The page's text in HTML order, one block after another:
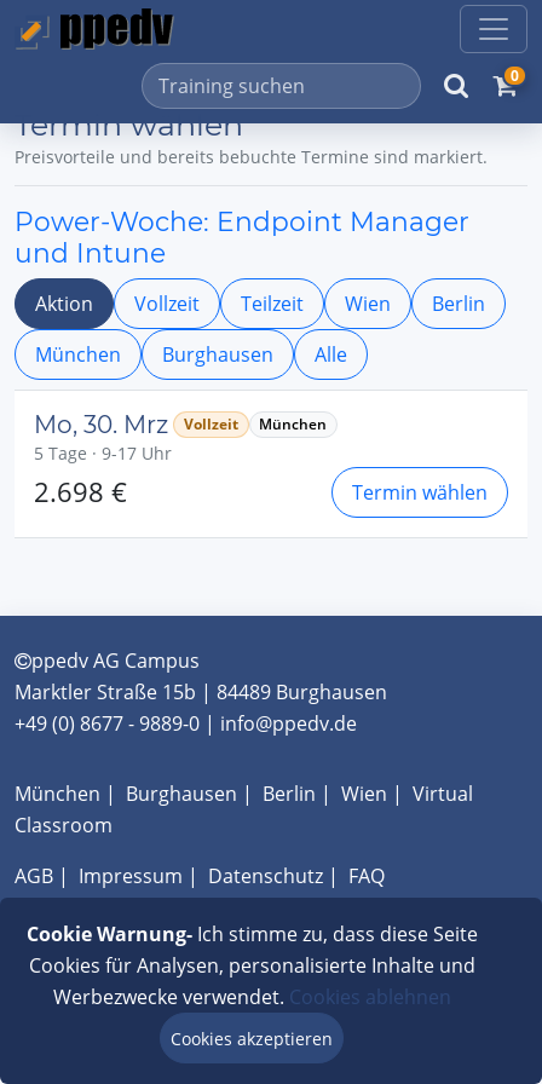
0
Termin wählen
Preisvorteile und bereits bebuchte Termine sind markiert.
Power-Woche: Endpoint Manager
und Intune
Aktion Vollzeit Teilzeit Wien
Berlin
München
Burghausen Alle
Mo, 30. Mrz Vollzeit München
5 Tage · 9-17 Uhr
2.698 € Termin wählen
ppedv AG Campus
Marktler Straße 15b | 84489 Burghausen
+49 (0) 8677 - 9889-0 | info@ppedv.de
München | Burghausen | Berlin | Wien | Virtual
Classroom
AGB | Impressum | Datenschutz | FAQ
Cookie Warnung-Ich stimme zu, dass diese Seite
Cookies für Analysen, personalisierte Inhalte und
Werbezwecke verwendet. Cookies ablehnen
Cookies akzeptieren